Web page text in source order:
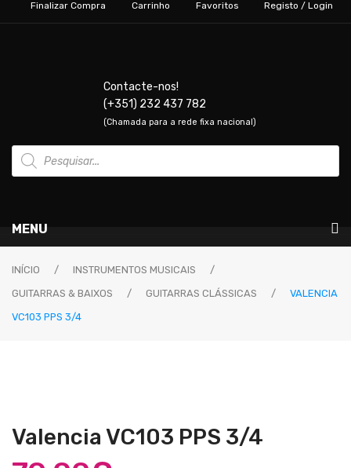
Finalizar Compra Carrinho Favoritos Registo / Login
Contacte-nos!
(+351) 232 437 782
(Chamada para a rede fixa nacional)
Products
search
MENU
Instrumentos Musicais
GUITARRAS & BAIXOS
INÍCIO / INSTRUMENTOS MUSICAIS
/
GUITARRAS & BAIXOS
/ GUITARRAS CLÁSSICAS /
VALENCIA
VC103 PPS 3/4
Valencia VC103 PPS 3/4